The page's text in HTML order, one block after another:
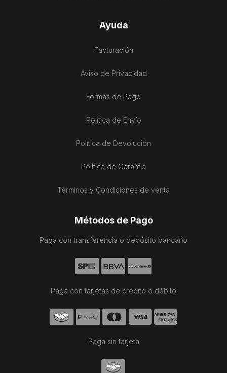
Ayuda
Facturación
Aviso de Privacidad
Formas de Pago
Política de Envío
Política de Devolución
Política de Garantía
Términos y Condiciones de venta
Métodos de Pago
Paga con transferencia o depósito bancario
Paga con tarjetas de crédito o débito
Paga sin tarjeta